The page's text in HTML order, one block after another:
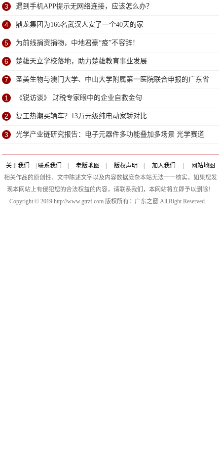
究
3 遇到手机APP提示无网络连接，应该怎么办？
4 鼎龙集团为166名武汉人安了一个40天的家
5 为前线捐资捐物，中地君豪“疫”不容辞！
6 楚雄天立学校落地，助力楚雄教育事业发展
7 圣美生物与澳门大学、中山大学附属第一医院联合申报的广东省
粤澳科技合作项目获批立项
1 《锐访谈》 财税专家眼中的企业自救金句
2 复工热潮买辆车？13万元级纯电动家轿对比
3 光学产业链研究报告：电子元器件多功能叠加多场景 光学赛道
优且长
关于我们 联系我们 老版地图 版权声明 加入我们
网站地图
相关作品的原创性、文中陈述文字以及内容数据庞杂本站无法一一核实，如果您发
现本网站上有侵犯您的合法权益的内容，请联系我们，本网站将立即予以删除！
Copyright © 2019 http://www.gtrzf.com 版权所有：广东之窗 All Right Reserved.